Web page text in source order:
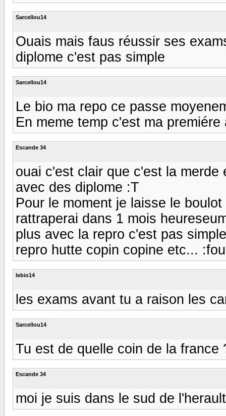
Sarcellou14
Ouais mais faus réussir ses
diplome c'est pas simple
Sarcellou14
Le bio ma repo ce passe
En meme temp c'est ma premiére
Escande 34
ouai c'est clair que c'est la
avec des diplome :T
Pour le moment je laisse le
rattraperai dans 1 mois
plus avec la repro c'est pas
repro hutte copin copine etc...
lebio14
les exams avant tu a raison les
Sarcellou14
Tu est de quelle coin de la france
Escande 34
moi je suis dans le sud de